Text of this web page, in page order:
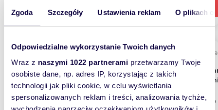
Zgoda Szczegóły Ustawienia reklam O plikach
Odpowiedzialne wykorzystanie Twoich danych
Wraz z naszymi 1022 partnerami przetwarzamy Twoje
osobiste dane, np. adres IP, korzystając z takich
technologii jak pliki cookie, w celu wyświetlania
spersonalizowanych reklam i treści, analizowania tychże,
15879
Polecam dużą działkę inwestycyjną 15 879 m² w
1